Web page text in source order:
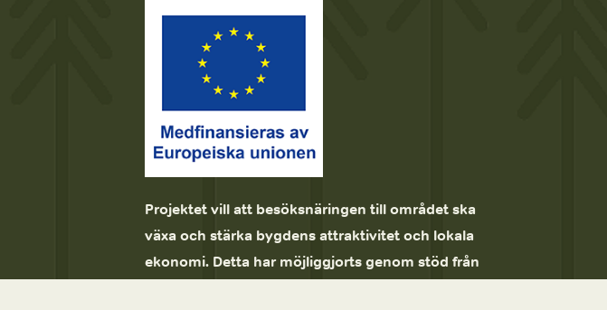
Projektet vill att besöksnäringen till området ska
växa och stärka bygdens attraktivitet och lokala
ekonomi. Detta har möjliggjorts genom stöd från